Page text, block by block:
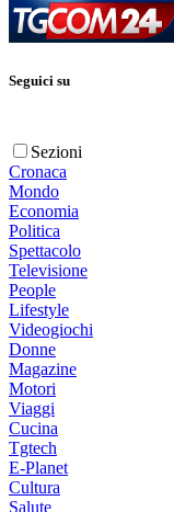
Seguici su
Sezioni
Cronaca
Mondo
Economia
Politica
Spettacolo
Televisione
People
Lifestyle
Videogiochi
Donne
Magazine
Motori
Viaggi
Cucina
Tgtech
E-Planet
Cultura
Salute